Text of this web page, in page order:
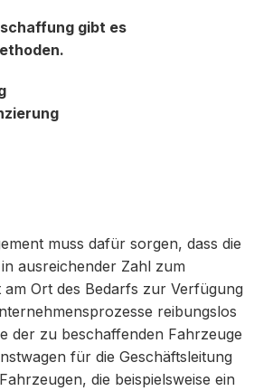
gibt es
muss dafür sorgen, dass die
ausreichender Zahl zum
Ort des Bedarfs zur Verfügung
reibungslos
der zu beschaffenden Fahrzeuge
für die Geschäftsleitung
die beispielsweise ein